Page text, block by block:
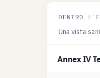
DENTRO
Una vista